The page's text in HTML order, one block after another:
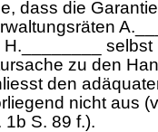
dass die
zu den
den
nicht aus
1b S. 89 f.).